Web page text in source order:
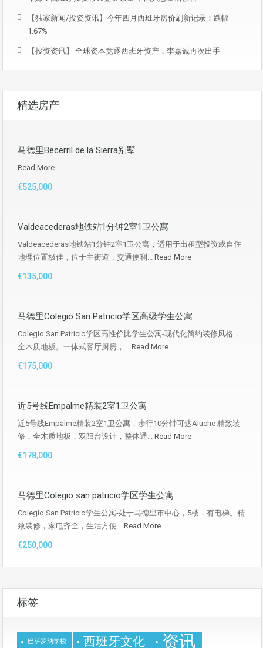
【独家新闻/投资资讯】今年四月西班牙房价刷新记录：跌幅
1.67%
【投资资讯】 全球资本竞逐西班牙资产，李嘉诚再次出手
精选房产
马德里Becerril de la Sierra别墅
Read More
€525,000
Valdeacederas地铁站1分钟2室1卫公寓
Valdeacederas地铁站1分钟2室1卫公寓，适用于出租型投资或自住
地理位置极佳，位于主街道，交通便利... Read More
€135,000
马德里Colegio San Patricio学区高级学生公寓
Colegio San Patricio学区高性价比学生公寓-现代化简约装修风格，
全木质地板。一体式客厅厨房，... Read More
€175,000
近5号线Empalme精装2室1卫公寓
近5号线Empalme精装2室1卫公寓，步行10分钟可达Aluche 精致装
修，全木质地板，双阳台设计，整体通... Read More
€178,000
马德里Colegio san patricio学区学生公寓
Colegio San Patricio学生公寓-处于马德里市中心，5楼，有电梯。精
致装修，家电齐全，生活方便... Read More
€250,000
标签
巴萨罗纳学校 西班牙文化 资讯